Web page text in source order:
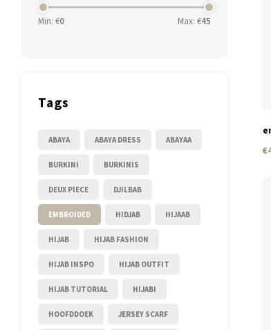
Min: €0 Max: €45
Tags
ABAYA ABAYA DRESS ABAYAA
BURKINI BURKINIS
DEUX PIECE DJILBAB
EMBROIDED HIDJAB HIJAAB
HIJAB HIJAB FASHION
HIJAB INSPO HIJAB OUTFIT
HIJAB TUTORIAL HIJABI
HOOFDDOEK JERSEY SCARF